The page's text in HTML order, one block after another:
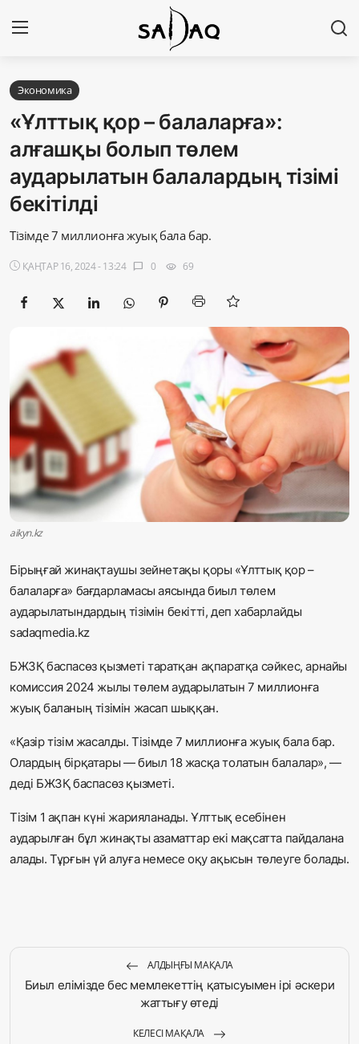
Кіру
Редакциялық байланыстар
Материалдарды қолдану тәртібі
Sadaq TV
Жаңалықтар
Қоғам
Спорт
Әлем
Журналистік зерттеу
Қазақ тілі
Экономика
«Ұлттық қор – балаларға»:
алғашқы болып төлем
аударылатын балалардың тізімі
бекітілді
Тізімде 7 миллионға жуық бала бар.
ҚАҢТАР 16, 2024 - 13:24 chat_bubble 0 visibility 69
aikyn.kz
Бірыңғай жинақтаушы зейнетақы қоры «Ұлттық қор –
балаларға» бағдарламасы аясында биыл төлем
аударылатындардың тізімін бекітті, деп хабарлайды
sadaqmedia.kz
БЖЗҚ баспасөз қызметі таратқан ақпаратқа сәйкес, арнайы
комиссия 2024 жылы төлем аударылатын 7 миллионға
жуық баланың тізімін жасап шыққан.
«Қазір тізім жасалды. Тізімде 7 миллионға жуық бала бар.
Олардың бірқатары — биыл 18 жасқа толатын балалар», —
деді БЖЗҚ баспасөз қызметі.
Тізім 1 ақпан күні жарияланады. Ұлттық есебінен
аударылған бұл жинақты азаматтар екі мақсатта пайдалана
алады. Тұрғын үй алуға немесе оқу ақысын төлеуге болады.
АЛДЫҢҒЫ МАҚАЛА
Биыл елімізде бес мемлекеттің қатысуымен ірі әскери
жаттығу өтеді
КЕЛЕСІ МАҚАЛА